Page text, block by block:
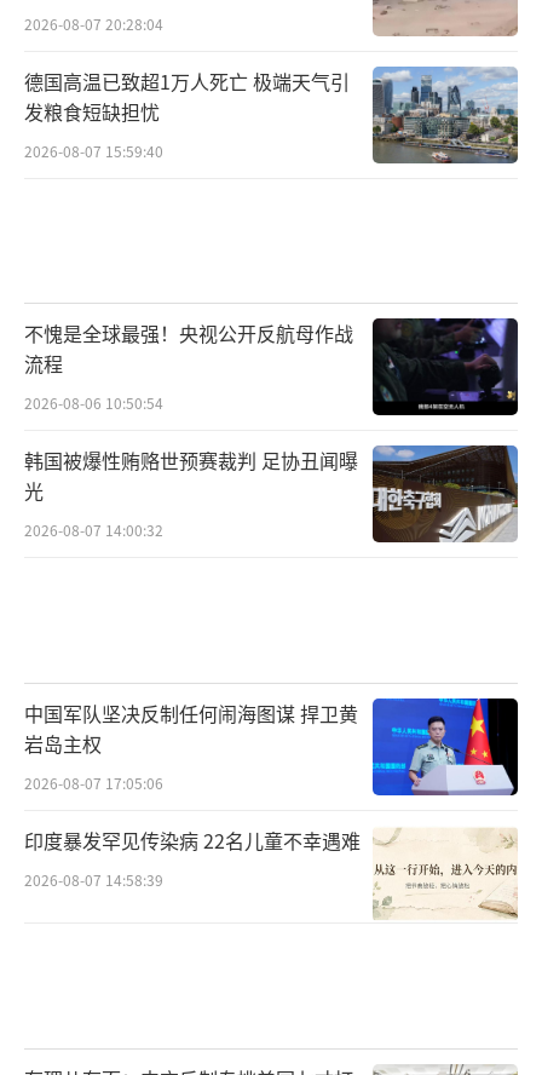
2026-08-07 20:28:04
德国高温已致超1万人死亡 极端天气引
发粮食短缺担忧
2026-08-07 15:59:40
不愧是全球最强！央视公开反航母作战
流程
2026-08-06 10:50:54
韩国被爆性贿赂世预赛裁判 足协丑闻曝
光
2026-08-07 14:00:32
中国军队坚决反制任何闹海图谋 捍卫黄
岩岛主权
2026-08-07 17:05:06
印度暴发罕见传染病 22名儿童不幸遇难
2026-08-07 14:58:39